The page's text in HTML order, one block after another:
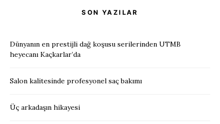
SON YAZILAR
Dünyanın en prestijli dağ koşusu serilerinden UTMB
heyecanı Kaçkarlar’da
Salon kalitesinde profesyonel saç bakımı
Üç arkadaşın hikayesi